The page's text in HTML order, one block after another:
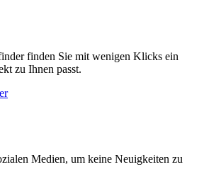
finden Sie mit wenigen Klicks ein
zu Ihnen passt.
Medien, um keine Neuigkeiten zu